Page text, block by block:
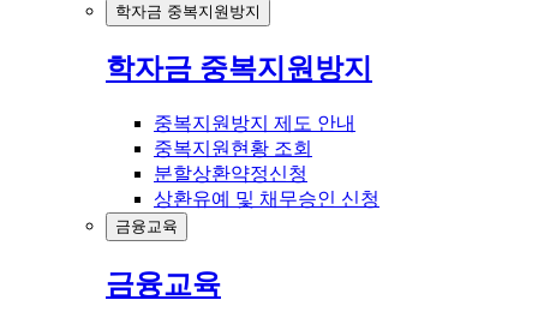
학자금 중복지원방지
학자금 중복지원방지
중복지원방지 제도 안내
중복지원현황 조회
분할상환약정신청
상환유예 및 채무승인 신청
금융교육
금융교육